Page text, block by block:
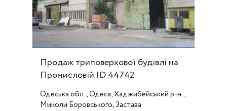
Продаж триповерхової будівлі на
Промисловій ID 44742
Одеська обл., Одеса, Хаджибейський р-н.,
Миколи Боровського, Застава